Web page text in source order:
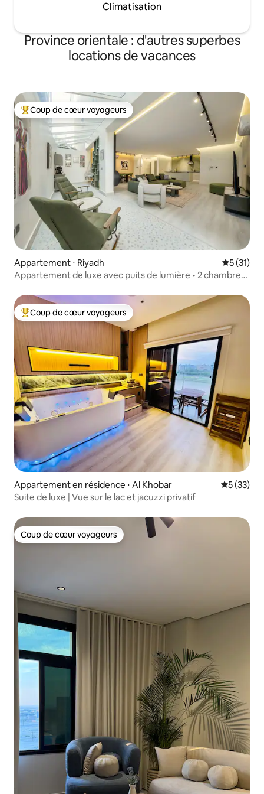
Climatisation
Province orientale : d'autres superbes
locations de vacances
Coups de cœur voyageurs les plus appréciés
Coup de cœur voyageurs
Appartement ⋅ Riyadh
5 (31)
Appartement de luxe avec puits de lumière • 2 chambres
Coups de cœur voyageurs les plus appréciés
Coup de cœur voyageurs
Appartement en résidence ⋅ Al Khobar
5 (33)
Suite de luxe | Vue sur le lac et jacuzzi privatif
Coup de cœur voyageurs
Coup de cœur voyageurs